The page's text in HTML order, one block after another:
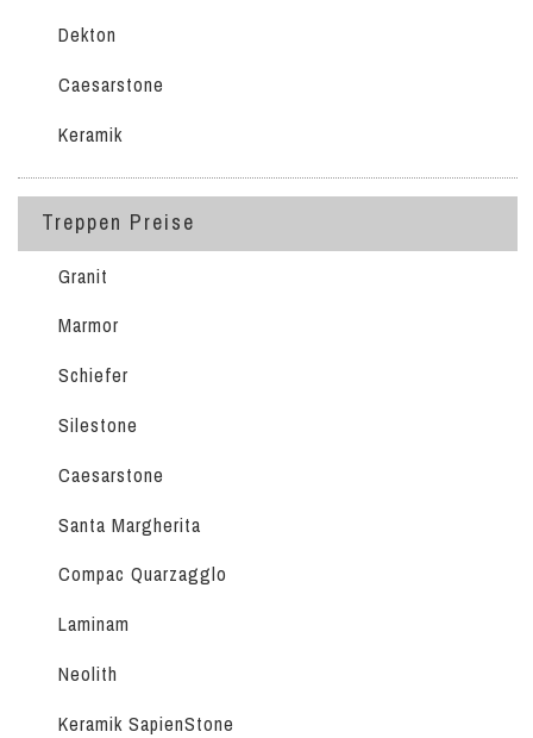
Dekton
Caesarstone
Keramik
Treppen Preise
Granit
Marmor
Schiefer
Silestone
Caesarstone
Santa Margherita
Compac Quarzagglo
Laminam
Neolith
Keramik SapienStone